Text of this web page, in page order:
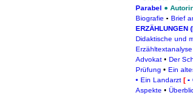
Parabel ●
Biografie ▪ Brief
ERZÄHLUNGEN
Didaktische und
Erzähltextanalyse
Advokat • Der
Prüfung • Ein
• Ein Landarzt [▪
Aspekte •